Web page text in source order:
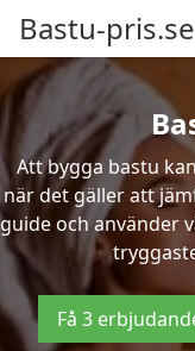
Bastu-pris.se
Att bygga bastu
när det gäller att
guide och använder
Få 3